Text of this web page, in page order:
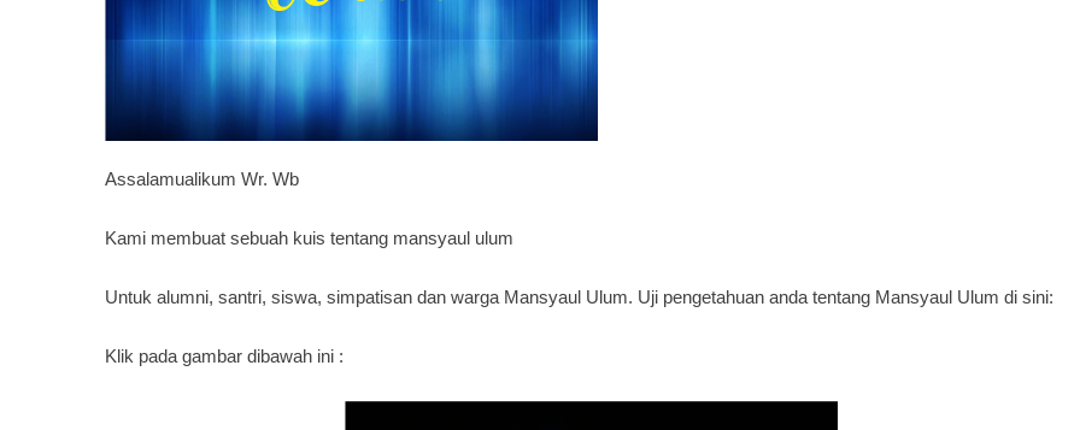
Assalamualikum Wr. Wb
Kami membuat sebuah kuis tentang mansyaul ulum
Untuk alumni, santri, siswa, simpatisan dan warga Mansyaul Ulum. Uji pengetahuan anda tentang Mansyaul Ulum di sini:
Klik pada gambar dibawah ini :